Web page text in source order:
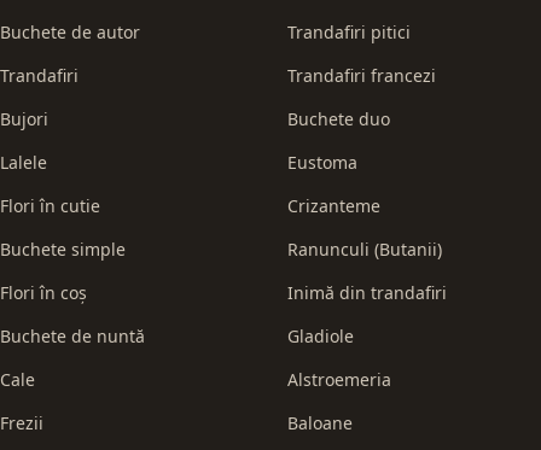
Buchete de autor
Trandafiri
Bujori
Lalele
Flori în cutie
Buchete simple
Flori în coș
Buchete de nuntă
Cale
Frezii
Trandafiri pitici
Trandafiri francezi
Buchete duo
Eustoma
Crizanteme
Ranunculi (Butanii)
Inimă din trandafiri
Gladiole
Alstroemeria
Baloane